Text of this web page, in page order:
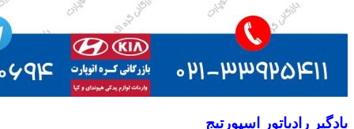
بادگیر رادیاتور اسپورتیج